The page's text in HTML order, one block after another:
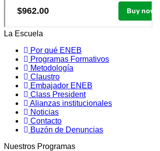
La Escuela
Por qué ENEB
Programas Formativos
Metodología
Claustro
Embajador ENEB
Class President
Alianzas institucionales
Noticias
Contacto
Buzón de Denuncias
Nuestros Programas